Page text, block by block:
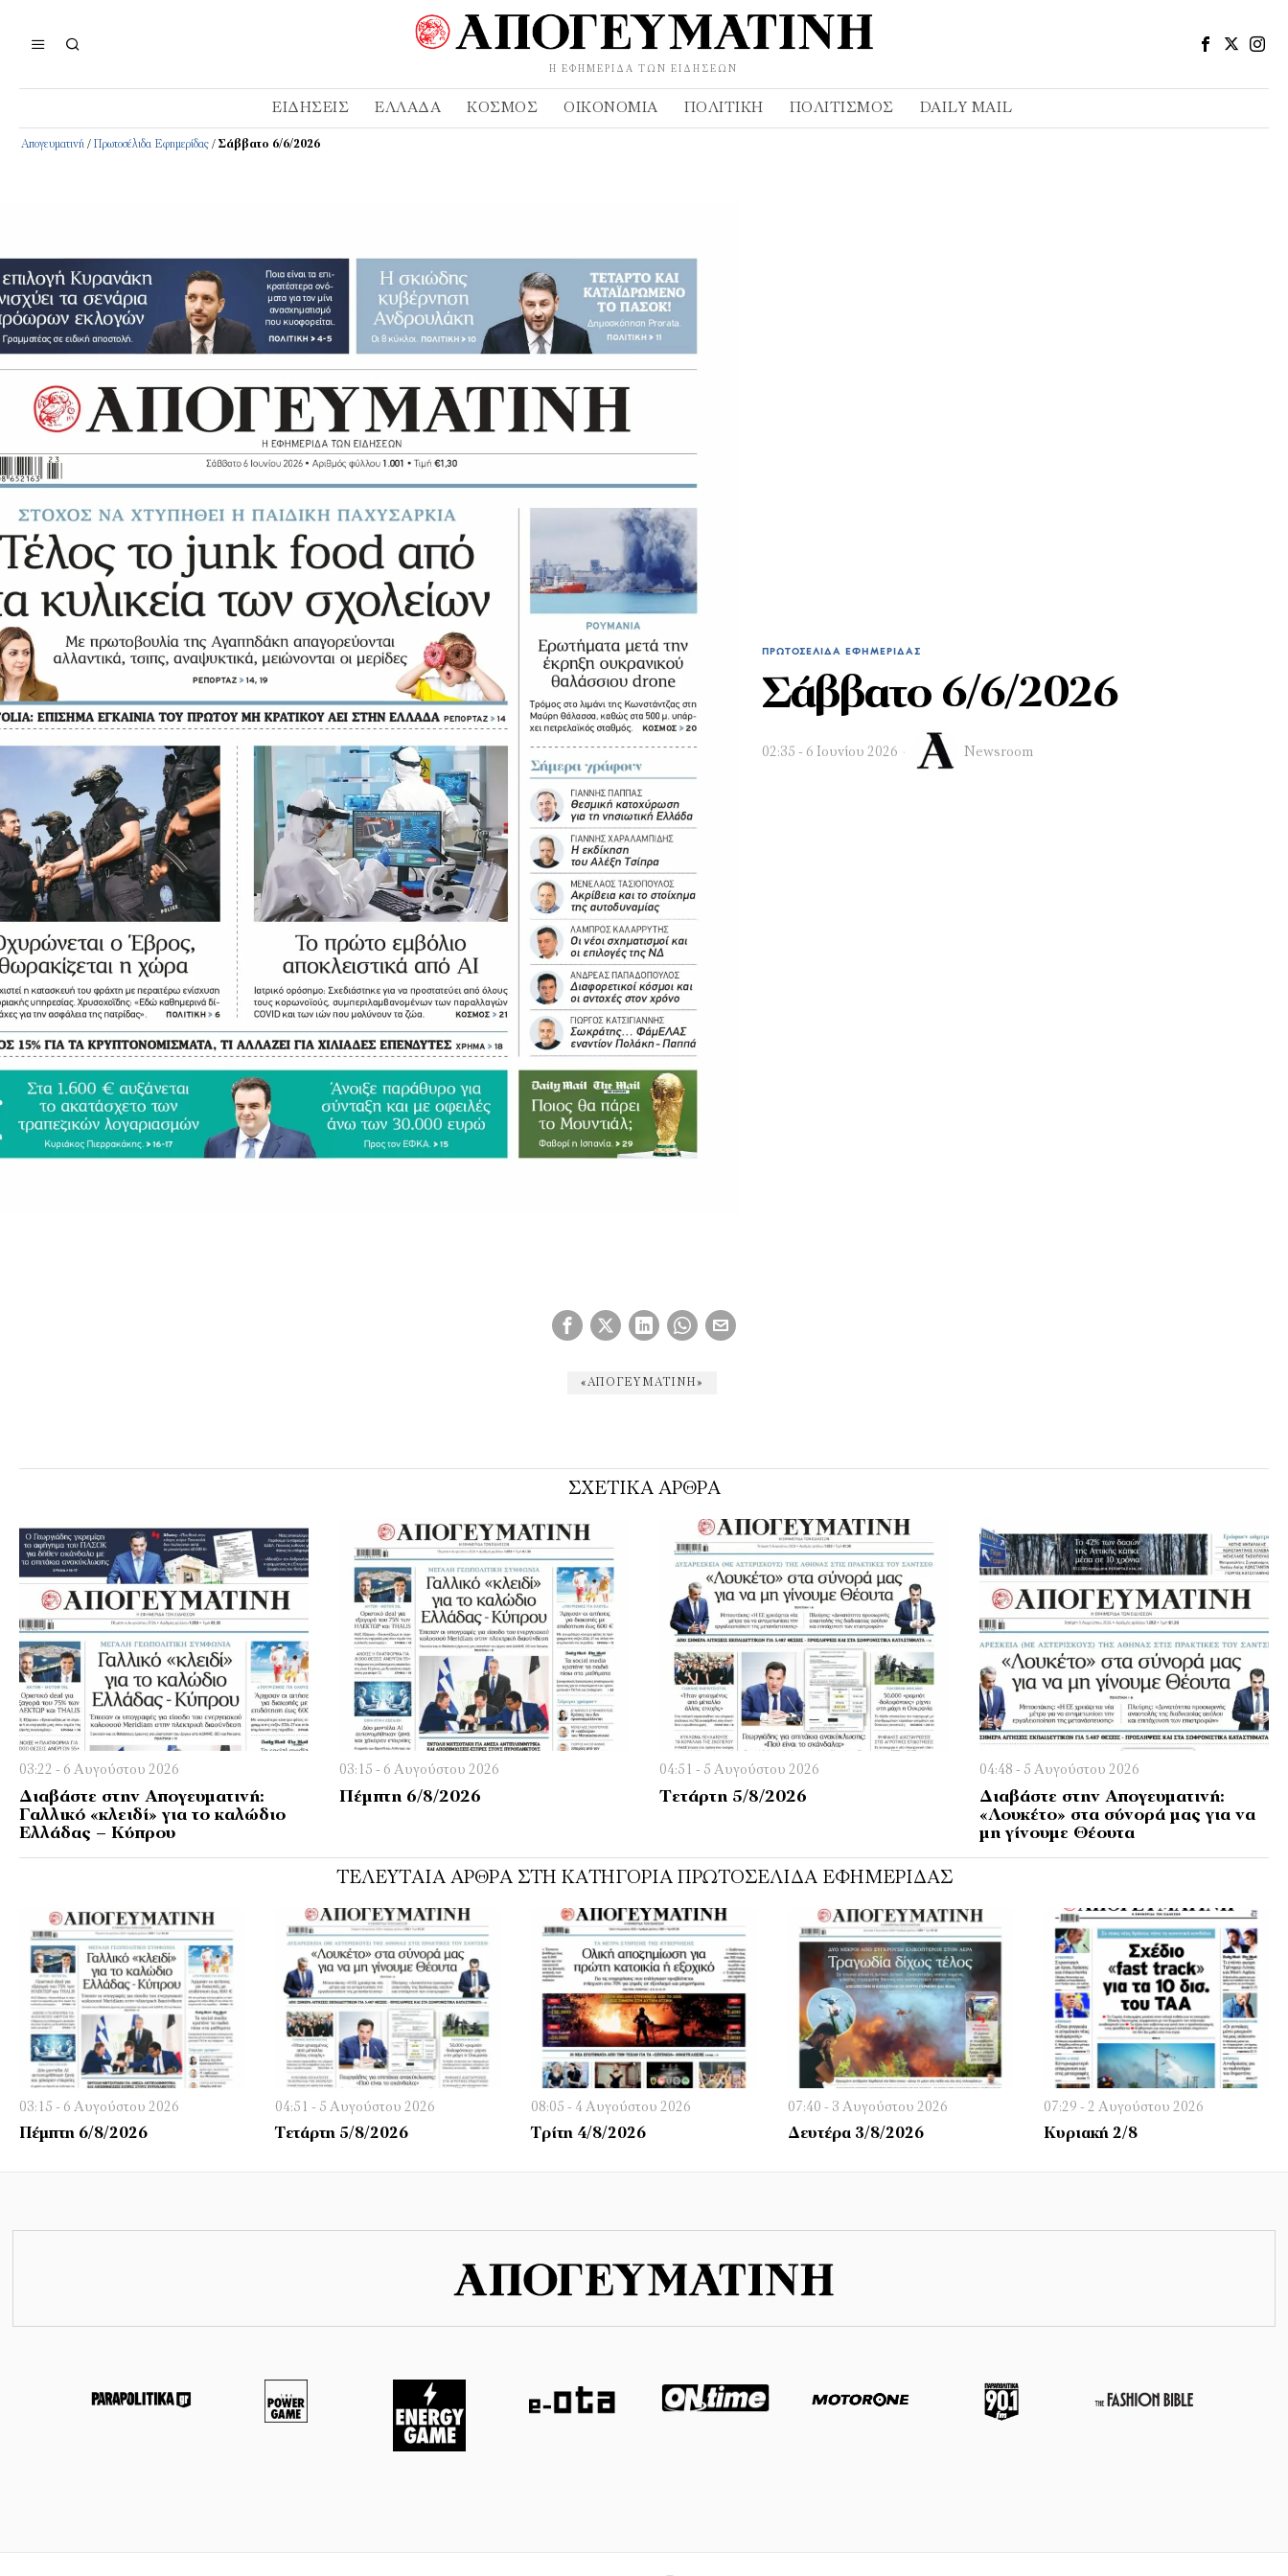
Η ΕΦΗΜΕΡΊΔΑ ΤΩΝ ΕΙΔΉΣΕΩΝ
ΕΙΔΉΣΕΙΣ ΕΛΛΆΔΑ ΚΌΣΜΟΣ ΟΙΚΟΝΟΜΊΑ ΠΟΛΙΤΙΚΉ ΠΟΛΙΤΙΣΜΌΣ DAILY MAIL
Απογευματινή / Πρωτοσέλιδα Εφημερίδας / Σάββατο 6/6/2026
ΠΡΩΤΟΣΈΛΙΔΑ ΕΦΗΜΕΡΊΔΑΣ
Σάββατο 6/6/2026
02:35 - 6 Ιουνίου 2026 Newsroom
«ΑΠΟΓΕΥΜΑΤΙΝΉ»
ΣΧΕΤΙΚΑ ΑΡΘΡΑ
03:22 - 6 Αυγούστου 2026
Διαβάστε στην Απογευματινή:
Γαλλικό «κλειδί» για το καλώδιο
Ελλάδας – Κύπρου
03:15 - 6 Αυγούστου 2026
Πέμπτη 6/8/2026
04:51 - 5 Αυγούστου 2026
Τετάρτη 5/8/2026
04:48 - 5 Αυγούστου 2026
Διαβάστε στην Απογευματινή:
«Λουκέτο» στα σύνορά μας για να
μη γίνουμε Θέουτα
ΤΕΛΕΥΤΑΊΑ ΆΡΘΡΑ ΣΤΗ ΚΑΤΗΓΟΡΊΑ ΠΡΩΤΟΣΈΛΙΔΑ ΕΦΗΜΕΡΊΔΑΣ
03:15 - 6 Αυγούστου 2026
Πέμπτη 6/8/2026
04:51 - 5 Αυγούστου 2026
Τετάρτη 5/8/2026
08:05 - 4 Αυγούστου 2026
Τρίτη 4/8/2026
07:40 - 3 Αυγούστου 2026
Δευτέρα 3/8/2026
07:29 - 2 Αυγούστου 2026
Κυριακή 2/8